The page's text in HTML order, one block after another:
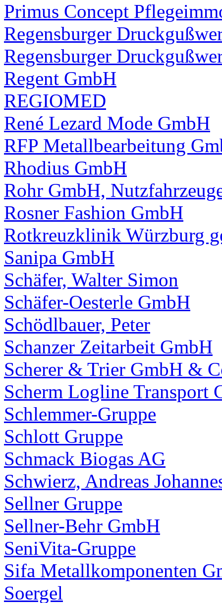
Primus Concept
Regensburger
Regensburger
Regent GmbH
REGIOMED
René Lezard Mode GmbH
RFP Metallbearbeitung
Rhodius GmbH
Rohr GmbH,
Rosner Fashion GmbH
Rotkreuzklinik Würzburg
Sanipa GmbH
Schäfer, Walter Simon
Schäfer-Oesterle GmbH
Schödlbauer, Peter
Schanzer Zeitarbeit GmbH
Scherer & Trier GmbH &
Scherm Logline Transport
Schlemmer-Gruppe
Schlott Gruppe
Schmack Biogas AG
Schwierz, Andreas
Sellner Gruppe
Sellner-Behr GmbH
SeniVita-Gruppe
Sifa Metallkomponenten
Soergel